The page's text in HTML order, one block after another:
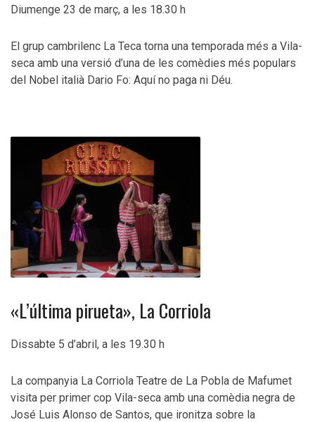
Diumenge 23 de març, a les 18.30 h
El grup cambrilenc La Teca torna una temporada més a Vila-
seca amb una versió d’una de les comèdies més populars
del Nobel italià Dario Fo: Aquí no paga ni Déu.
«L’última pirueta», La Corriola
Dissabte 5 d’abril, a les 19.30 h
La companyia La Corriola Teatre de La Pobla de Mafumet
visita per primer cop Vila-seca amb una comèdia negra de
José Luis Alonso de Santos, que ironitza sobre la